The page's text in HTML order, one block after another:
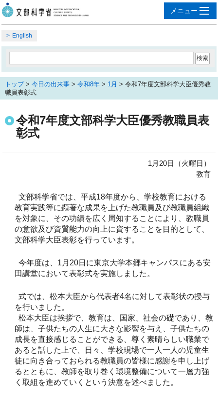
English
トップ> 今日の出来事 > 令和8年 > 1月 > 令和7年度文部科学大臣優秀教
職員表彰式
令和7年度文部科学大臣優秀教職員表
彰式
1月20日（火曜日）
教育
文部科学省では、平成18年度から、学校教育における
教育実践等に顕著な成果を上げた教職員及び教職員組織
を対象に、その功績を広く周知することにより、教職員
の意欲及び資質能力の向上に資することを目的として、
文部科学大臣表彰を行っています。
今年度は、1月20日に東京大学本郷キャンパスにある安
田講堂において表彰式を実施しました。
式では、松本大臣から代表者4名に対して表彰状の授与
を行いました。
松本大臣は挨拶で、教育は、国家、社会の礎であり、教
師は、子供たちの人生に大きな影響を与え、子供たちの
成長を直接感じることができる、尊く素晴らしい職業で
あると話した上で、日々、学校現場で一人一人の児童生
徒に向き合っておられる教職員の皆様に感謝を申し上げ
るとともに、教師を取り巻く環境整備について一層力強
く取組を進めていくという決意を述べました。